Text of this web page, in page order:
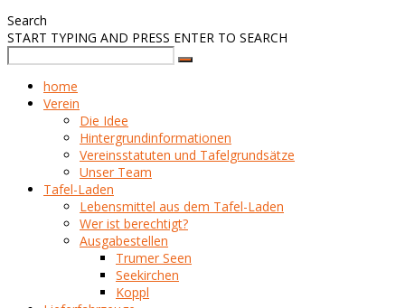
Search
START TYPING AND PRESS ENTER TO SEARCH
home
Verein
Die Idee
Hintergrundinformationen
Vereinsstatuten und Tafelgrundsätze
Unser Team
Tafel-Laden
Lebensmittel aus dem Tafel-Laden
Wer ist berechtigt?
Ausgabestellen
Trumer Seen
Seekirchen
Koppl